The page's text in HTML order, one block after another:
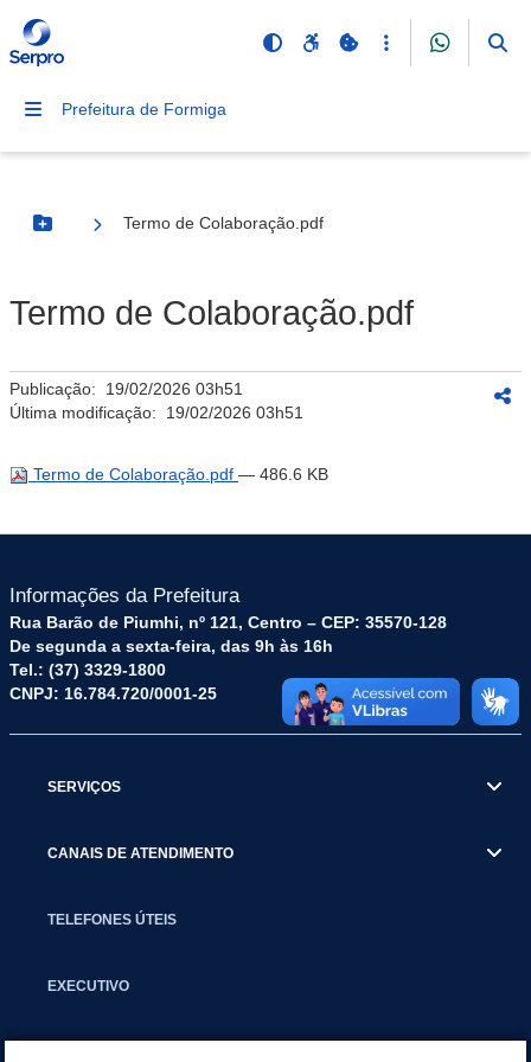
Prefeitura de Formiga
Botão Menu
Termo de Colaboração.pdf
Termo de Colaboração.pdf
Publicação: 19/02/2026 03h51
Última modificação: 19/02/2026 03h51
Termo de Colaboração.pdf — 486.6 KB
Informações da Prefeitura
Rua Barão de Piumhi, nº 121, Centro – CEP: 35570-128
De segunda a sexta-feira, das 9h às 16h
Tel.: (37) 3329-1800
CNPJ: 16.784.720/0001-25
SERVIÇOS
CANAIS DE ATENDIMENTO
TELEFONES ÚTEIS
EXECUTIVO